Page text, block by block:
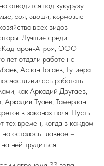
отводится под кукурузу.
соя, овощи, кормовые
всех видов
Лучшие среди
Агро», ООО
отдали работе на
Аслан Гогаев, Гутиера
работать
как Аркадий Дзугаев,
Аркадий Туаев, Тамерлан
в законах поля. Пусть
тех времен, когда в каждом
осталось главное –
ней трудиться.